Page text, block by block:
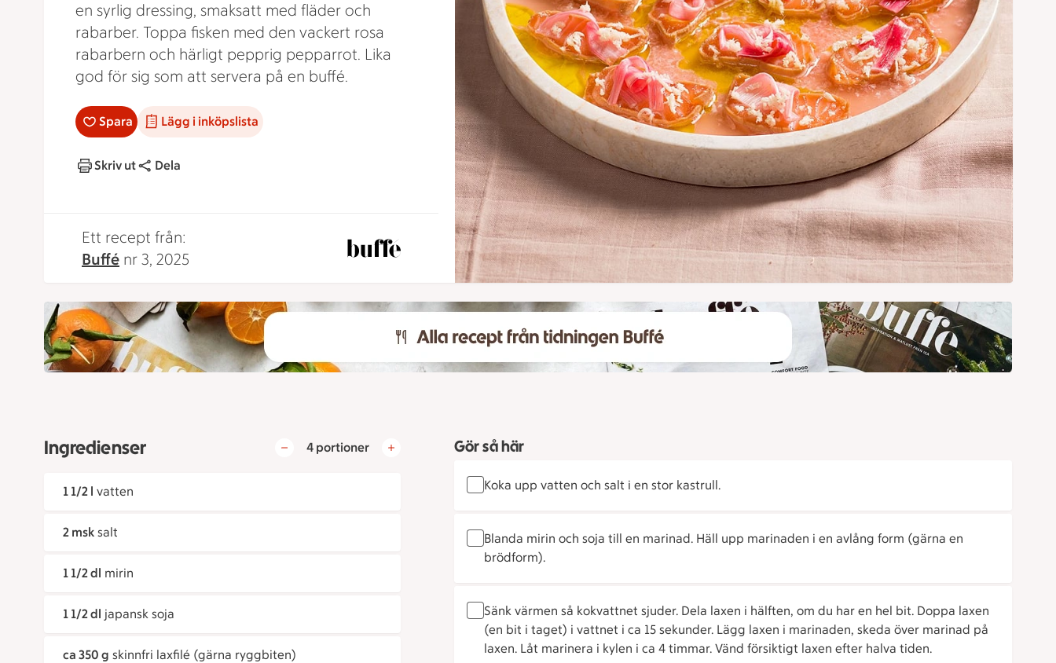
en syrlig dressing, smaksatt med fläder och
rabarber. Toppa fisken med den vackert rosa
rabarbern och härligt pepprig pepparrot. Lika
god för sig som att servera på en buffé.
Spara Lägg i inköpslista
Skriv ut Dela
Ett recept från:
Buffé nr 3, 2025
Ingredienser 4 portioner
1 1/2 l vatten
2 msk salt
1 1/2 dl mirin
1 1/2 dl japansk soja
ca 350 g skinnfri laxfilé (gärna ryggbiten)
Gör så här
Koka upp vatten och salt i en stor kastrull.
Blanda mirin och soja till en marinad. Häll upp marinaden i en avlång form (gärna en
brödform).
Sänk värmen så kokvattnet sjuder. Dela laxen i hälften, om du har en hel bit. Doppa laxen
(en bit i taget) i vattnet i ca 15 sekunder. Lägg laxen i marinaden, skeda över marinad på
laxen. Låt marinera i kylen i ca 4 timmar. Vänd försiktigt laxen efter halva tiden.